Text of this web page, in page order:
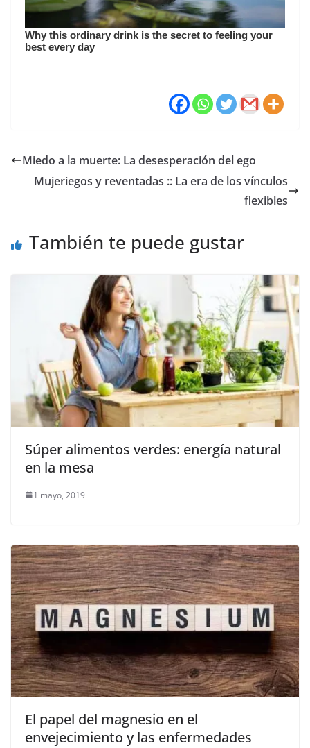
Miedo a la muerte: La desesperación del ego
Mujeriegos y reventadas :: La era de los vínculos
flexibles
También te puede gustar
Súper alimentos verdes: energía natural
en la mesa
1 mayo, 2019
El papel del magnesio en el
envejecimiento y las enfermedades